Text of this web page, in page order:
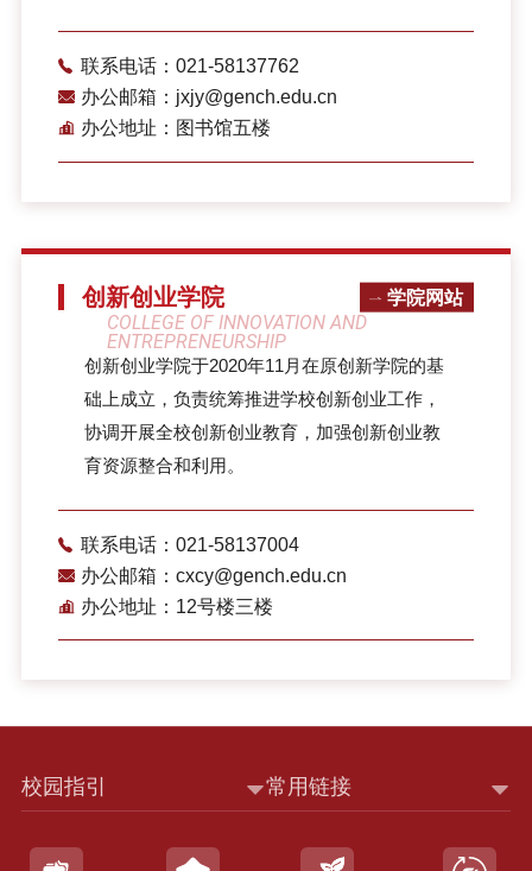
联系电话：021-58137762
办公邮箱：jxjy@gench.edu.cn
办公地址：图书馆五楼
创新创业学院
COLLEGE OF INNOVATION AND
ENTREPRENEURSHIP
学院网站
创新创业学院于2020年11月在原创新学院的基
础上成立，负责统筹推进学校创新创业工作，
协调开展全校创新创业教育，加强创新创业教
育资源整合和利用。
联系电话：021-58137004
办公邮箱：cxcy@gench.edu.cn
办公地址：12号楼三楼
校园指引 常用链接